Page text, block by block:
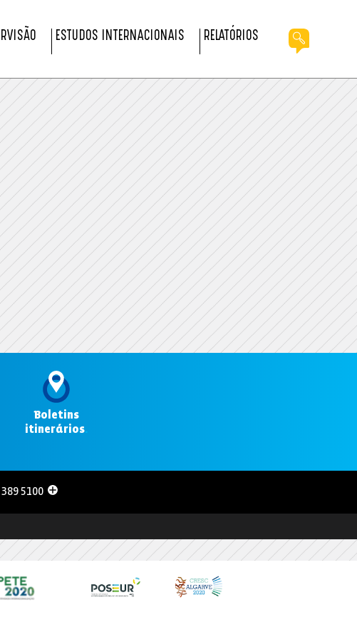
ESTUDOS INTERNACIONAIS RELATÓRIOS
Boletins
itinerários.
5100